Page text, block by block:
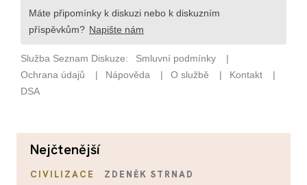
nejčtenější
CIVILIZACE ZDENĚK STRNAD